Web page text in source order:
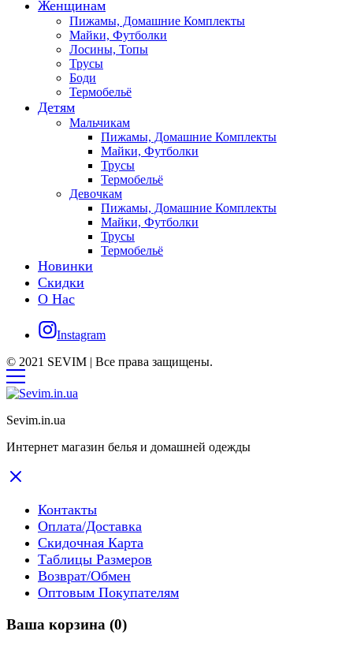
Женщинам
Пижамы, Домашние Комплекты
Майки, Футболки
Лосины, Топы
Трусы
Боди
Термобельё
Детям
Мальчикам
Пижамы, Домашние Комплекты
Майки, Футболки
Трусы
Термобельё
Девочкам
Пижамы, Домашние Комплекты
Майки, Футболки
Трусы
Термобельё
Новинки
Скидки
О Нас
Instagram
© 2021 SEVIM | Все права защищены.
Sevim.in.ua
Интернет магазин белья и домашней одежды
Контакты
Оплата/Доставка
Скидочная Карта
Таблицы Размеров
Возврат/Обмен
Оптовым Покупателям
Ваша корзина (0)